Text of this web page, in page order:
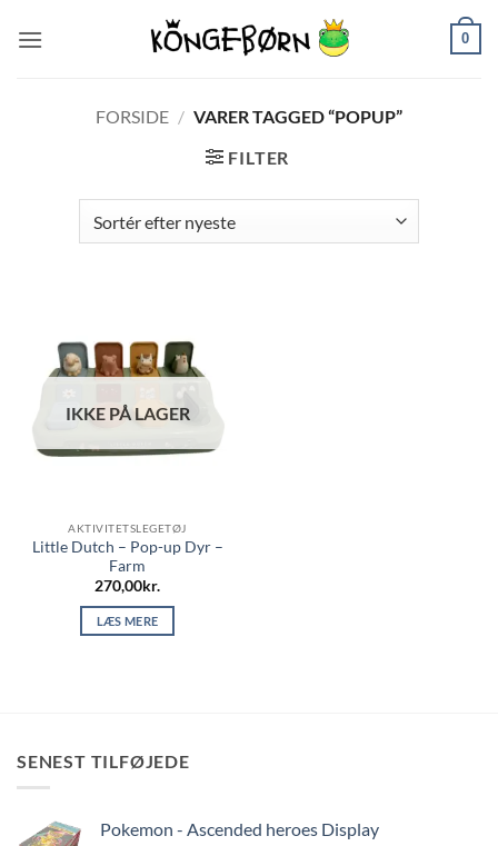
0
FORSIDE / VARER TAGGED “POPUP”
FILTER
IKKE PÅ LAGER
AKTIVITETSLEGETØJ
Little Dutch – Pop-up Dyr –
Farm
270,00kr.
LÆS MERE
SENEST TILFØJEDE
Pokemon - Ascended heroes Display